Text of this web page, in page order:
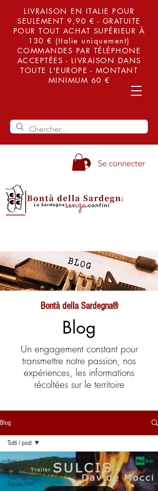
LIVRAISON EN ITALIE POUR
SEULEMENT 9,90 € - GRATUITE
POUR TOUT ACHAT SUPÉRIEUR À
130 € (Italie uniquement)
COMMANDES PAR TÉLÉPHONE
ACCEPTÉES - LIVRAISON DANS
TOUTE L'EUROPE - MONTANT
MINIMUM 60 €
Se connecter
Bontà della Sardegna®
Blog
Un engagement constant pour
transmettre notre passion, nos
expériences, les informations
récoltées sur le territoire
Blog
Tutti i post
Fromage
Sarde
Tutti i post